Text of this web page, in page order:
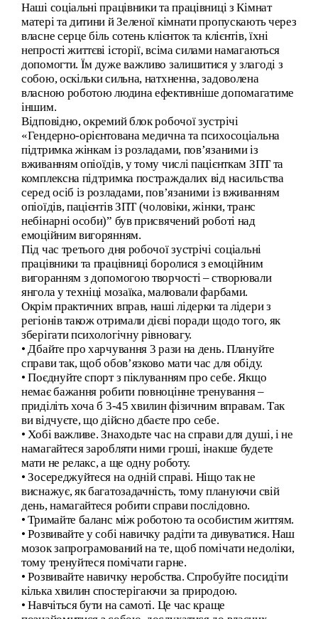
Наші соціальні працівники та працівниці з Кімнат
матері та дитини й Зеленої кімнати пропускають через
власне серце біль сотень клієнток та клієнтів, їхні
непрості життєві історії, всіма силами намагаються
допомогти. Їм дуже важливо залишитися у злагоді з
собою, оскільки сильна, натхненна, задоволена
власною роботою людина ефективніше допомагатиме
іншим.
Відповідно, окремий блок робочої зустрічі
«Гендерно-орієнтована медична та психосоціальна
підтримка жінкам із розладами, пов’язаними із
вживанням опіоїдів, у тому числі пацієнткам ЗПТ та
комплексна підтримка постраждалих від насильства
серед осіб із розладами, пов’язаними із вживанням
опіоїдів, пацієнтів ЗПТ (чоловіки, жінки, транс
небінарні особи)” був присвячений роботі над
емоційним вигорянням.
Під час третього дня робочої зустрічі соціальні
працівники та працівниці боролися з емоційним
вигоранням з допомогою творчості – створювали
янгола у техніці мозаїка, малювали фарбами.
Окрім практичних вправ, наші лідерки та лідери з
регіонів також отримали дієві поради щодо того, як
зберігати психологічну рівновагу.
• Дбайте про харчування 3 рази на день. Плануйте
справи так, щоб обов’язково мати час для обіду.
• Поєднуйте спорт з піклуванням про себе. Якщо
немає бажання робити повноцінне тренування –
приділіть хоча б 3-45 хвилин фізичним вправам. Так
ви відчуєте, що дійсно дбаєте про себе.
• Хобі важливе. Знаходьте час на справи для душі, і не
намагайтеся заробляти ними гроші, інакше будете
мати не релакс, а ще одну роботу.
• Зосереджуйтеся на одній справі. Ніщо так не
виснажує, як багатозадачність, тому плануючи свій
день, намагайтеся робити справи послідовно.
• Тримайте баланс між роботою та особистим життям.
• Розвивайте у собі навичку радіти та дивуватися. Наш
мозок запрограмований на те, щоб помічати недоліки,
тому тренуйтеся помічати гарне.
• Розвивайте навичку неробства. Спробуйте посидіти
кілька хвилин спостерігаючи за природою.
• Навчіться бути на самоті. Це час краще